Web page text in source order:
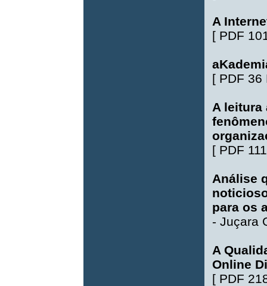
A
[ PDF
[ PDF 36
A leitura
[ PDF
Análise
para os
- Juçara
A
Online
[ PDF